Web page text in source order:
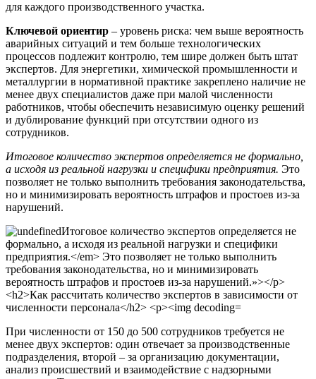
для каждого производственного участка.
Ключевой ориентир – уровень риска: чем выше вероятность
аварийных ситуаций и тем больше технологических
процессов подлежит контролю, тем шире должен быть штат
экспертов. Для энергетики, химической промышленности и
металлургии в нормативной практике закреплено наличие не
менее двух специалистов даже при малой численности
работников, чтобы обеспечить независимую оценку решений
и дублирование функций при отсутствии одного из
сотрудников.
Итоговое количество экспертов определяется не формально,
а исходя из реальной нагрузки и специфики предприятия. Это
позволяет не только выполнить требования законодательства,
но и минимизировать вероятность штрафов и простоев из-за
нарушений.
При численности от 150 до 500 сотрудников требуется не
менее двух экспертов: один отвечает за производственные
подразделения, второй – за организацию документации,
анализ происшествий и взаимодействие с надзорными